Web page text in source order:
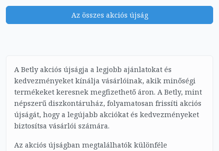
Az összes akciós újság
A Betly akciós újságja a legjobb ajánlatokat és
kedvezményeket kínálja vásárlóinak, akik minőségi
termékeket keresnek megfizethető áron. A Betly, mint
népszerű diszkontáruház, folyamatosan frissíti akciós
újságát, hogy a legújabb akciókat és kedvezményeket
biztosítsa vásárlói számára.
Az akciós újságban megtalálhatók különféle